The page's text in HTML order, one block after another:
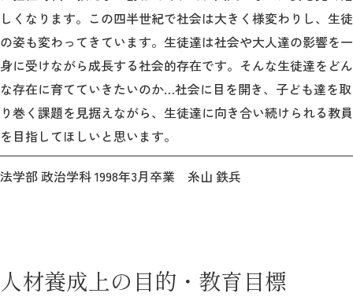
しくなります。この四半世紀で社会は大きく様変わりし、生徒
の姿も変わってきています。生徒達は社会や大人達の影響を一
身に受けながら成長する社会的存在です。そんな生徒達をどん
な存在に育てていきたいのか…社会に目を開き、子ども達を取
り巻く課題を見据えながら、生徒達に向き合い続けられる教員
を目指してほしいと思います。
法学部 政治学科 1998年3月卒業 糸山 鉄兵
人材養成上の目的・教育目標